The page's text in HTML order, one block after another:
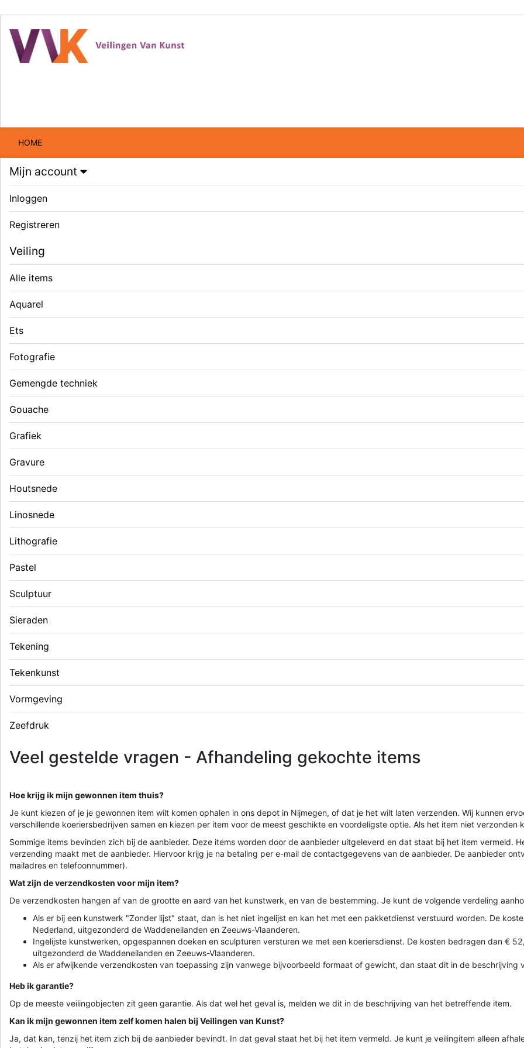
HOME
Mijn account
Inloggen
Registreren
Veiling
Alle items
Aquarel
Ets
Fotografie
Gemengde techniek
Gouache
Grafiek
Gravure
Houtsnede
Linosnede
Lithografie
Pastel
Sculptuur
Sieraden
Tekening
Tekenkunst
Vormgeving
Zeefdruk
Veel gestelde vragen - Afhandeling gekochte items
Hoe krijg ik mijn gewonnen item thuis?
Je kunt kiezen of je je gewonnen item wilt komen ophalen in ons depot in Nijmegen, of dat je het wilt laten verzenden. Wij kunnen
verschillende koeriersbedrijven samen en kiezen per item voor de meest geschikte en voordeligste optie. Als het item niet verzonden
Sommige items bevinden zich bij de aanbieder. Deze items worden door de aanbieder uitgeleverd en dat staat bij het item vermeld.
verzending maakt met de aanbieder. Hiervoor krijg je na betaling per e-mail de contactgegevens van de aanbieder. De aanbieder
mailadres en telefoonnummer).
Wat zijn de verzendkosten voor mijn item?
De verzendkosten hangen af van de grootte en aard van het kunstwerk, en van de bestemming. Je kunt de volgende verdeling
Als er bij een kunstwerk "Zonder lijst" staat, dan is het niet ingelijst en kan het met een pakketdienst verstuurd worden. De
Nederland, uitgezonderd de Waddeneilanden en Zeeuws-Vlaanderen.
Ingelijste kunstwerken, opgespannen doeken en sculpturen versturen we met een koeriersdienst. De kosten bedragen dan €
uitgezonderd de Waddeneilanden en Zeeuws-Vlaanderen.
Als er afwijkende verzendkosten van toepassing zijn vanwege bijvoorbeeld formaat of gewicht, dan staat dit in de beschrijving
Heb ik garantie?
Op de meeste veilingobjecten zit geen garantie. Als dat wel het geval is, melden we dit in de beschrijving van het betreffende item.
Kan ik mijn gewonnen item zelf komen halen bij Veilingen van Kunst?
Ja, dat kan, tenzij het item zich bij de aanbieder bevindt. In dat geval staat het bij het item vermeld. Je kunt je veilingitem alleen